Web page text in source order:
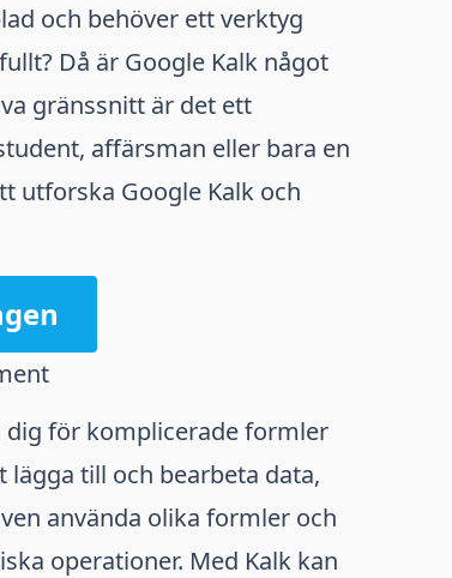
och behöver ett verktyg
Då är Google Kalk något
gränssnitt är det ett
affärsman eller bara en
utforska Google Kalk och
dig för komplicerade formler
till och bearbeta data,
använda olika formler och
operationer. Med Kalk kan